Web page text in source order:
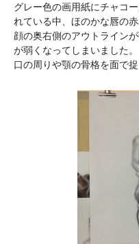
グレー色の画用紙にチャコ
れている中、ほのかな唇の
顔の奥右側のアウトライン
が弱くなってしまいました。
口の周りや顎の骨格を面で